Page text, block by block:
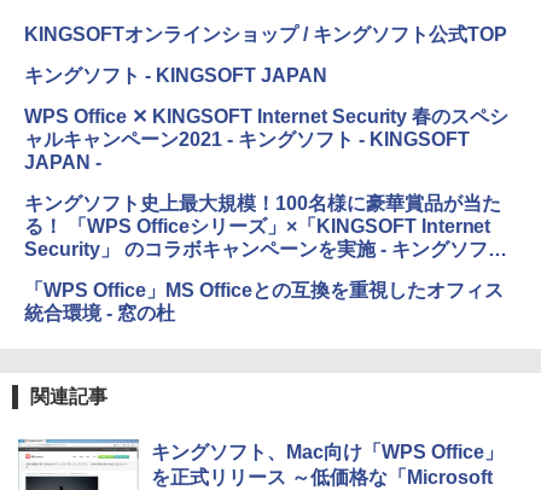
定バーチャルアイテムを含む】 【オンラ
インゲームコード】 ロブロックス |オン
￥1,600
ト): Java & Bedrock Edition | オンライ
ンコード版
￥3,600
￥2,326
FM TOWNS ハイパー・カタログ: 本体ハ
ェクトリストと最新エミュレータ紹介
￥1,600
ージ、防水、7インチカラーディスプレ
イ、色調調節ライト、最大8週間持続バッ
テリー、広告無し、ブラック (2025年発
売)
￥31,980
New Amazon Kindle Scribe Colorsoft |
11インチカラーディスプレイ、64GBスト
レージ、ノート機能搭載、明るさ自動調
KINGSOFTオンラインショップ / キングソフト公式TOP
キングソフト - KINGSOFT JAPAN
WPS Office ✕ KINGSOFT Internet Security 春のスペシ
ャルキャンペーン2021 - キングソフト - KINGSOFT
JAPAN -
キングソフト史上最大規模！100名様に豪華賞品が当た
る！ 「WPS Officeシリーズ」×「KINGSOFT Internet
Security」 のコラボキャンペーンを実施 - キングソフト
「WPS Office」MS Officeとの互換を重視したオフィス
統合環境 - 窓の杜
関連記事
キングソフト、Mac向け「WPS Office」
を正式リリース ～低価格な「Microsoft